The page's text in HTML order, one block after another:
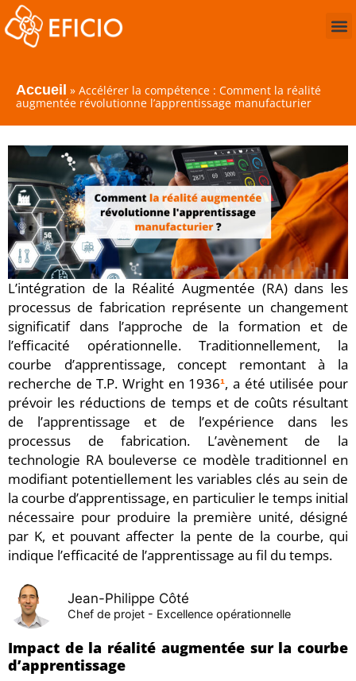
Accueil » Accélérer la compétence : Comment la réalité
augmentée révolutionne l’apprentissage manufacturier
L’intégration de la Réalité Augmentée (RA) dans les
processus de fabrication représente un changement
significatif dans l’approche de la formation et de
l’efficacité opérationnelle. Traditionnellement, la
courbe d’apprentissage, concept remontant à la
recherche de T.P. Wright en 1936¹, a été utilisée pour
prévoir les réductions de temps et de coûts résultant
de l’apprentissage et de l’expérience dans les
processus de fabrication. L’avènement de la
technologie RA bouleverse ce modèle traditionnel en
modifiant potentiellement les variables clés au sein de
la courbe d’apprentissage, en particulier le temps initial
nécessaire pour produire la première unité, désigné
par K, et pouvant affecter la pente de la courbe, qui
indique l’efficacité de l’apprentissage au fil du temps.
Jean-Philippe Côté
Chef de projet - Excellence opérationnelle
Impact de la réalité augmentée sur la courbe
d’apprentissage